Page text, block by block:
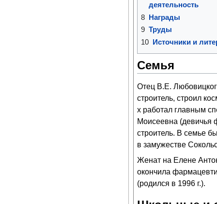
деятельность
8 Награды
9 Труды
10 Источники и
Семья
Отец В.Е.
строитель, строил
х работал главным
Моисеевна (девичья
строитель. В семье
в замужестве
Женат на Елене
окончила
(родился в 1996 г.).